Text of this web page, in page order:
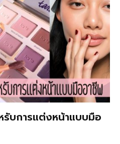
บการแต่งหน้าแบบมือ